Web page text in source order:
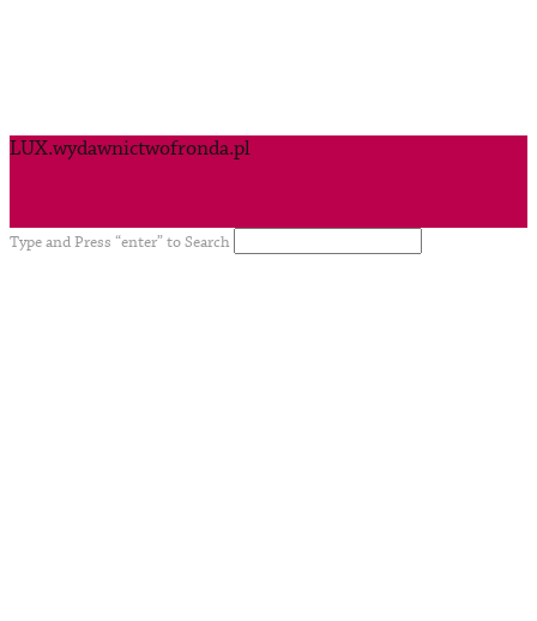
LUX.wydawnictwofronda.pl
Type and Press “enter” to Search